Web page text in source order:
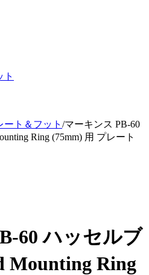
ト
ート＆フット /マーキンス PB-60
Ring (75mm) 用 プレート
60 ハッセルブ
Mounting Ring